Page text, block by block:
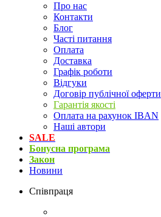
Про нас
Контакти
Блог
Часті питання
Оплата
Доставка
Графік роботи
Відгуки
Договір публічної оферти
Гарантія якості
Оплата на рахунок IBAN
Наші автори
SALE
Бонусна програма
Закон
Новини
Співпраця